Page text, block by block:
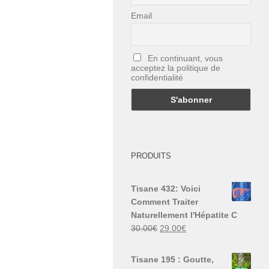
Email
En continuant, vous
acceptez la politique de
confidentialité
PRODUITS
Tisane 432: Voici
Comment Traiter
Naturellement l'Hépatite C
30.00€ Le
29.00€Le
est :
Tisane 195 : Goutte,